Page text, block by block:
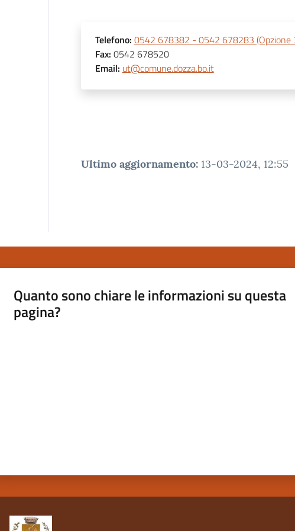
Telefono: 0542 678382 - 0542 678283 (Opzione
Fax: 0542 678520
Email: ut@comune.dozza.bo.it
Ultimo aggiornamento: 13-03-2024, 12:55
Quanto sono chiare le informazioni su questa
pagina?